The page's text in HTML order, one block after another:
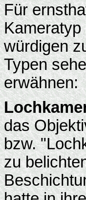
Für
Kameratyp
würdigen
Typen
erwähnen:
das
bzw.
zu